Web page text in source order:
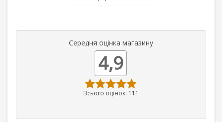
Середня оцінка магазину
4,9
Всього оцінок: 111